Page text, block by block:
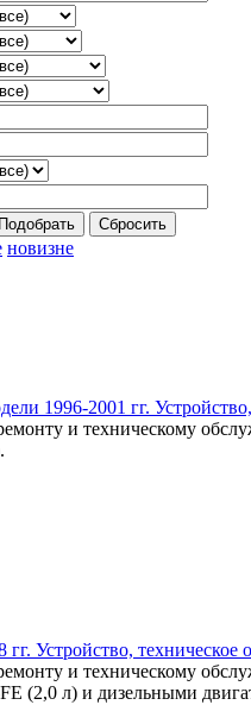
новизне
1996-2001 гг.
и техническому
Устройство, техническое
и техническому
(2,0 л) и дизельными